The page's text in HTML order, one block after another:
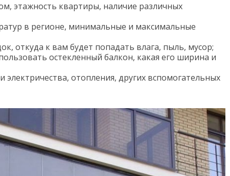
этажность квартиры, наличие различных
в регионе, минимальные и максимальные
откуда к вам будет попадать влага, пыль, мусор;
остекленный балкон, какая его ширина и
электричества, отопления, других вспомогательных